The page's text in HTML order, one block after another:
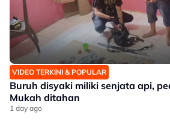
VIDEO TERKINI & POPULAR
Buruh disyaki miliki senjata api,
Mukah ditahan
1 day ago